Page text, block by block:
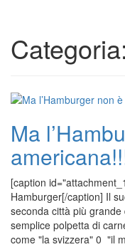
Categoria:
Ma
[caption
Hamburger[/caption] Il
seconda città più
semplice polpetta di
come "la svizzera" 0 "il